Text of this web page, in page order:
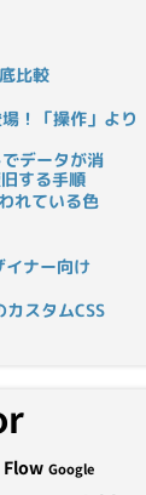
比較
！「操作」より
データが消
する手順
れている色
イナー向け
スタムCSS
Flow Google